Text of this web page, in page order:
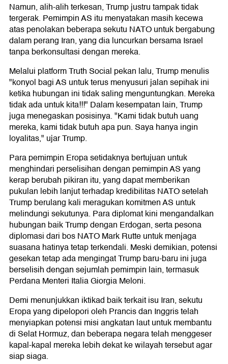
Namun, alih-alih terkesan, Trump justru tampak tidak
tergerak. Pemimpin AS itu menyatakan masih kecewa
atas penolakan beberapa sekutu NATO untuk bergabung
dalam perang Iran, yang dia luncurkan bersama Israel
tanpa berkonsultasi dengan mereka.
Melalui platform Truth Social pekan lalu, Trump menulis
"konyol bagi AS untuk terus menyusuri jalan sepihak ini
ketika hubungan ini tidak saling menguntungkan. Mereka
tidak ada untuk kita!!!" Dalam kesempatan lain, Trump
juga menegaskan posisinya. "Kami tidak butuh uang
mereka, kami tidak butuh apa pun. Saya hanya ingin
loyalitas," ujar Trump.
Para pemimpin Eropa setidaknya bertujuan untuk
menghindari perselisihan dengan pemimpin AS yang
kerap berubah pikiran itu, yang dapat memberikan
pukulan lebih lanjut terhadap kredibilitas NATO setelah
Trump berulang kali meragukan komitmen AS untuk
melindungi sekutunya. Para diplomat kini mengandalkan
hubungan baik Trump dengan Erdogan, serta pesona
diplomasi dari bos NATO Mark Rutte untuk menjaga
suasana hatinya tetap terkendali. Meski demikian, potensi
gesekan tetap ada mengingat Trump baru-baru ini juga
berselisih dengan sejumlah pemimpin lain, termasuk
Perdana Menteri Italia Giorgia Meloni.
Demi menunjukkan iktikad baik terkait isu Iran, sekutu
Eropa yang dipelopori oleh Prancis dan Inggris telah
menyiapkan potensi misi angkatan laut untuk membantu
di Selat Hormuz, dan beberapa negara telah menggeser
kapal-kapal mereka lebih dekat ke wilayah tersebut agar
siap siaga.